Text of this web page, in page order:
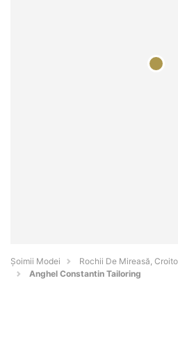
Șoimii Modei
Rochii De Mireasă,
Anghel Constantin Tailoring